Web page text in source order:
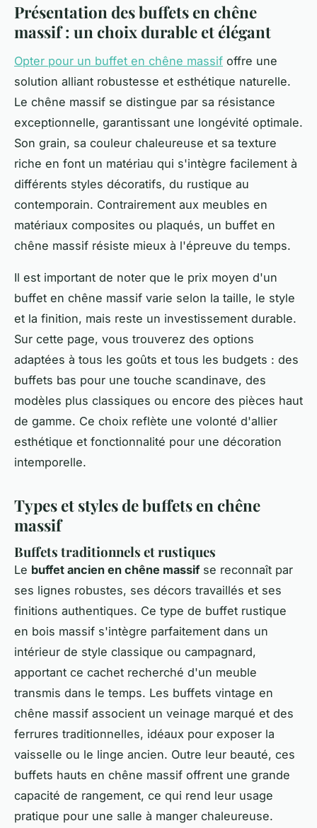
Présentation des buffets en chêne
massif : un choix durable et élégant
Opter pour un buffet en chêne massif offre une
solution alliant robustesse et esthétique naturelle.
Le chêne massif se distingue par sa résistance
exceptionnelle, garantissant une longévité optimale.
Son grain, sa couleur chaleureuse et sa texture
riche en font un matériau qui s'intègre facilement à
différents styles décoratifs, du rustique au
contemporain. Contrairement aux meubles en
matériaux composites ou plaqués, un buffet en
chêne massif résiste mieux à l'épreuve du temps.
Il est important de noter que le prix moyen d'un
buffet en chêne massif varie selon la taille, le style
et la finition, mais reste un investissement durable.
Sur cette page, vous trouverez des options
adaptées à tous les goûts et tous les budgets : des
buffets bas pour une touche scandinave, des
modèles plus classiques ou encore des pièces haut
de gamme. Ce choix reflète une volonté d'allier
esthétique et fonctionnalité pour une décoration
intemporelle.
Types et styles de buffets en chêne
massif
Buffets traditionnels et rustiques
Le buffet ancien en chêne massifse reconnaît par
ses lignes robustes, ses décors travaillés et ses
finitions authentiques. Ce type de buffet rustique
en bois massif s'intègre parfaitement dans un
intérieur de style classique ou campagnard,
apportant ce cachet recherché d'un meuble
transmis dans le temps. Les buffets vintage en
chêne massif associent un veinage marqué et des
ferrures traditionnelles, idéaux pour exposer la
vaisselle ou le linge ancien. Outre leur beauté, ces
buffets hauts en chêne massif offrent une grande
capacité de rangement, ce qui rend leur usage
pratique pour une salle à manger chaleureuse.